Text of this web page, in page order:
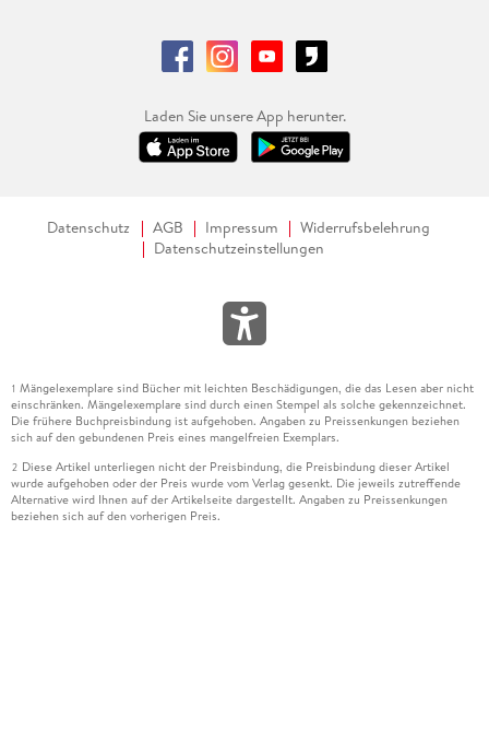
Laden Sie unsere App herunter.
Datenschutz AGB Impressum
Widerrufsbelehrung
Datenschutzeinstellungen
1 Mängelexemplare sind Bücher mit leichten Beschädigungen, die das Lesen aber nicht
einschränken. Mängelexemplare sind durch einen Stempel als solche gekennzeichnet.
Die frühere Buchpreisbindung ist aufgehoben. Angaben zu Preissenkungen beziehen
sich auf den gebundenen Preis eines mangelfreien Exemplars.
2 Diese Artikel unterliegen nicht der Preisbindung, die Preisbindung dieser Artikel
wurde aufgehoben oder der Preis wurde vom Verlag gesenkt. Die jeweils zutreffende
Alternative wird Ihnen auf der Artikelseite dargestellt. Angaben zu Preissenkungen
beziehen sich auf den vorherigen Preis.